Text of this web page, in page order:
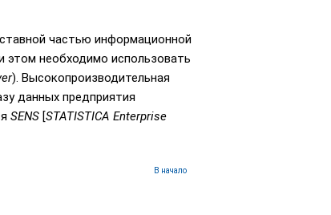
частью информационной
этом необходимо использовать
). Высокопроизводительная
данных предприятия
SENS [STATISTICA Enterprise
В начало